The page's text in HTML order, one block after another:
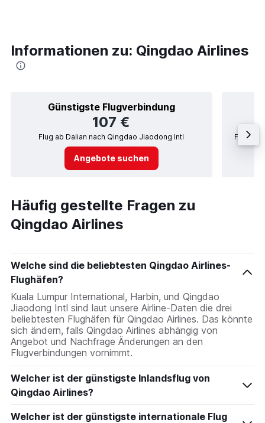
Informationen zu: Qingdao Airlines
Günstigste Flugverbindung
107 €
Flug ab Dalian nach Qingdao Jiaodong Intl
Angebote suchen
Flug ab
Häufig gestellte Fragen zu
Qingdao Airlines
Welche sind die beliebtesten Qingdao Airlines-
Flughäfen?
Kuala Lumpur International, Harbin, und Qingdao
Jiaodong Intl sind laut unsere Airline-Daten die drei
beliebtesten Flughäfen für Qingdao Airlines. Das könnte
sich ändern, falls Qingdao Airlines abhängig von
Angebot und Nachfrage Änderungen an den
Flugverbindungen vornimmt.
Welcher ist der günstigste Inlandsflug von
Qingdao Airlines?
Welcher ist der günstigste internationale Flug